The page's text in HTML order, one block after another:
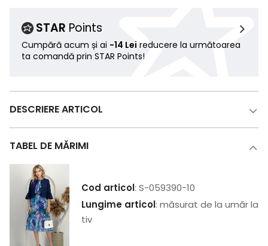
STAR Points
Cumpără acum și ai -14 Lei reducere la următoarea
ta comandă prin STAR Points!
DESCRIERE ARTICOL
TABEL DE MĂRIMI
Cod articol: S-059390-10
Lungime articol: măsurat de la umăr la
tiv